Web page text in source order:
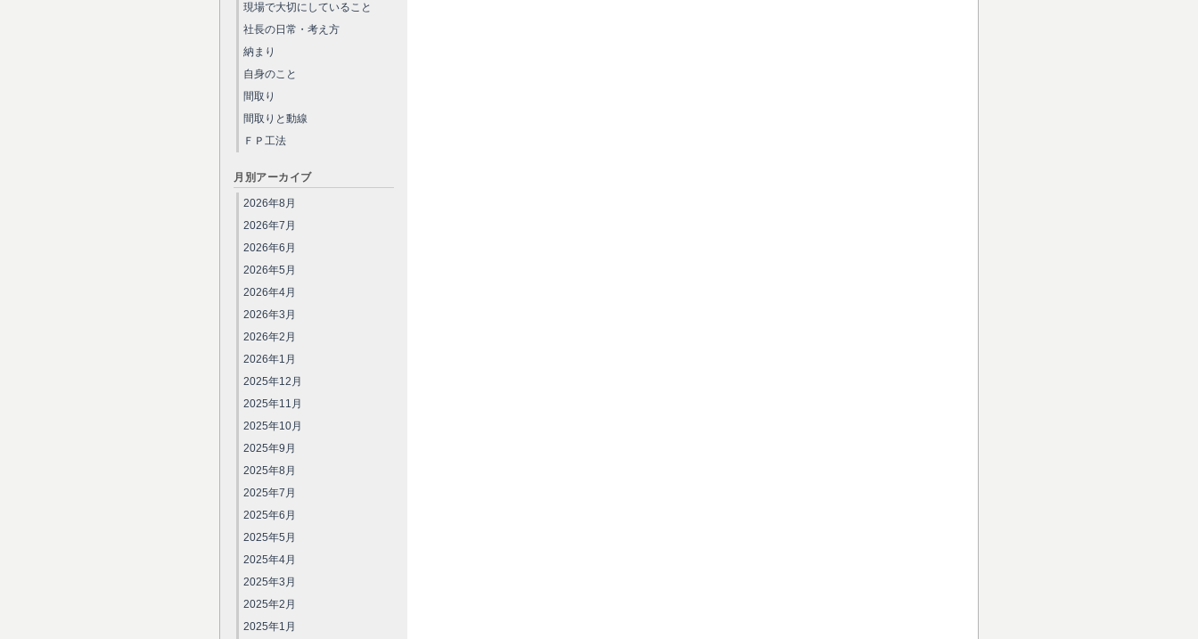
現場で大切にしていること
社長の日常・考え方
納まり
自身のこと
間取り
間取りと動線
ＦＰ工法
月別アーカイブ
2026年8月
2026年7月
2026年6月
2026年5月
2026年4月
2026年3月
2026年2月
2026年1月
2025年12月
2025年11月
2025年10月
2025年9月
2025年8月
2025年7月
2025年6月
2025年5月
2025年4月
2025年3月
2025年2月
2025年1月